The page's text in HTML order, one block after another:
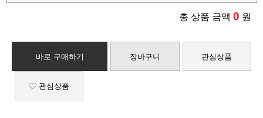
총 상품 금액 0 원
바로 구매하기 장바구니 관심상품
관심상품